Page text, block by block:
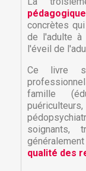
Créer
concrètes
de l'adulte à
l'éveil de
Ce livre
famille
soignants,
qualité des